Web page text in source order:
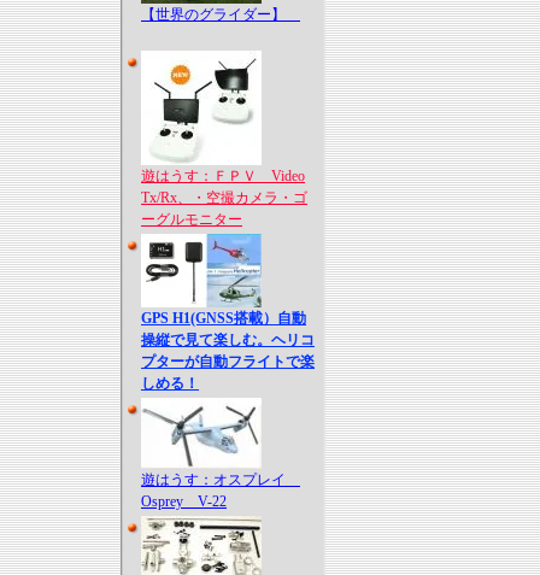
【世界のグライダー】
遊はうす：ＦＰＶ Video
Tx/Rx、・空撮カメラ・ゴ
ーグルモニター
GPS H1(GNSS搭載）自動
操縦で見て楽しむ。ヘリコ
プターが自動フライトで楽
しめる！
遊はうす：オスプレイ
Osprey V-22